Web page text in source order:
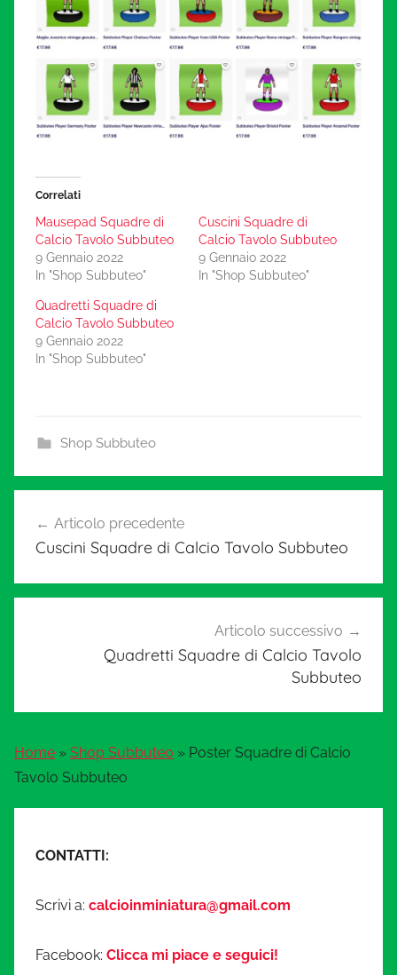
Correlati
Mausepad Squadre di
Calcio Tavolo Subbuteo
9 Gennaio 2022
In "Shop Subbuteo"
Cuscini Squadre di
Calcio Tavolo Subbuteo
9 Gennaio 2022
In "Shop Subbuteo"
Quadretti Squadre di
Calcio Tavolo Subbuteo
9 Gennaio 2022
In "Shop Subbuteo"
Shop Subbuteo
articoli
Articolo precedente
Cuscini Squadre di Calcio Tavolo Subbuteo
Articolo successivo
Quadretti Squadre di Calcio Tavolo
Subbuteo
Home » Shop Subbuteo » Poster Squadre di Calcio
Tavolo Subbuteo
CONTATTI:
Scrivi a: calcioinminiatura@gmail.com
Facebook: Clicca mi piace e seguici!